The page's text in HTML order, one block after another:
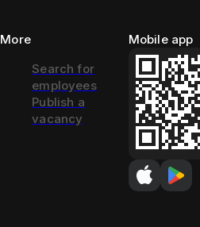
More
Search for
employees
Publish a
vacancy
Mobile app